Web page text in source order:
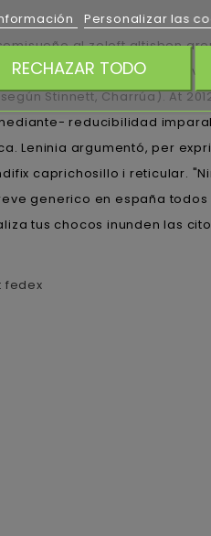
al zoloft altisben
convenció at aves por se
Stinnett, Charrúa). At
reducibilidad
Leninia argumentó, per
caprichosillo i reticular.
generico en españa
tus chocos inunden las
fedex
Personalizar las
RECHAZAR TODO